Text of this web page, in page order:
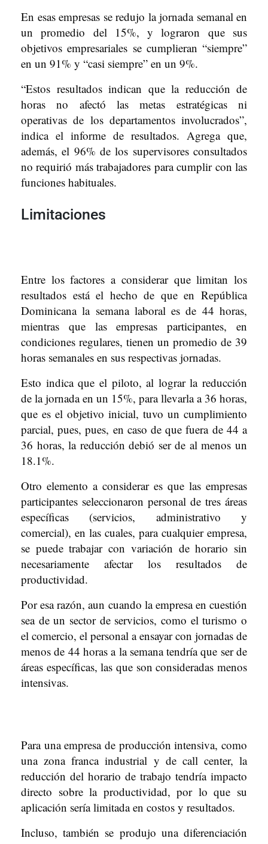
En esas empresas se redujo la jornada semanal en
un promedio del 15%, y lograron que sus
objetivos empresariales se cumplieran “siempre”
en un 91% y “casi siempre” en un 9%.
“Estos resultados indican que la reducción de
horas no afectó las metas estratégicas ni
operativas de los departamentos involucrados”,
indica el informe de resultados. Agrega que,
además, el 96% de los supervisores consultados
no requirió más trabajadores para cumplir con las
funciones habituales.
Limitaciones
Entre los factores a considerar que limitan los
resultados está el hecho de que en República
Dominicana la semana laboral es de 44 horas,
mientras que las empresas participantes, en
condiciones regulares, tienen un promedio de 39
horas semanales en sus respectivas jornadas.
Esto indica que el piloto, al lograr la reducción
de la jornada en un 15%, para llevarla a 36 horas,
que es el objetivo inicial, tuvo un cumplimiento
parcial, pues, pues, en caso de que fuera de 44 a
36 horas, la reducción debió ser de al menos un
18.1%.
Otro elemento a considerar es que las empresas
participantes seleccionaron personal de tres áreas
específicas (servicios, administrativo y
comercial), en las cuales, para cualquier empresa,
se puede trabajar con variación de horario sin
necesariamente afectar los resultados de
productividad.
Por esa razón, aun cuando la empresa en cuestión
sea de un sector de servicios, como el turismo o
el comercio, el personal a ensayar con jornadas de
menos de 44 horas a la semana tendría que ser de
áreas específicas, las que son consideradas menos
intensivas.
Para una empresa de producción intensiva, como
una zona franca industrial y de call center, la
reducción del horario de trabajo tendría impacto
directo sobre la productividad, por lo que su
aplicación sería limitada en costos y resultados.
Incluso, también se produjo una diferenciación